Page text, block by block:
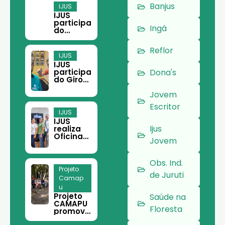
IJUS
IJUS
participa
do
Encontro
Paraens
e do
Terceiro
Setor,
em
Belém
IJUS
IJUS
participa
do Giro
a em
Belém
IJUS
IJUS
realiza
Oficina
Teoria
da
Mudança
Planeja
mento
Estratégi
co em
Juruti
Projeto
Camap
u
Projeto
CAMAPU
promove
curso de
Banjus
Ingá
Reflor
Dona's
Jovem
Escritor
Ijus
Jovem
Obs. Ind.
de Juruti
Saúde na
Floresta